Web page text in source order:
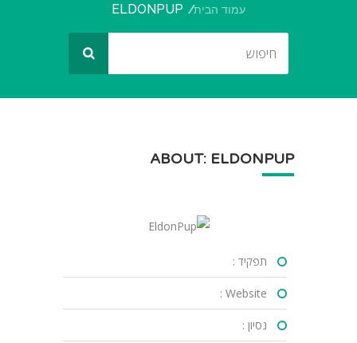
עמוד הבית ELDONPUP
ABOUT: ELDONPUP
תפקיד :
Website :
נסיון :